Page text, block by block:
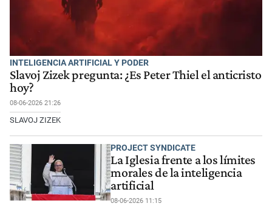
INTELIGENCIA ARTIFICIAL Y PODER
Slavoj Zizek pregunta: ¿Es Peter Thiel el anticristo
hoy?
08-06-2026 21:26
SLAVOJ ZIZEK
PROJECT SYNDICATE
La Iglesia frente a los límites
morales de la inteligencia
artificial
08-06-2026 11:15